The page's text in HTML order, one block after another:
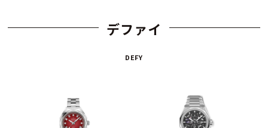
デファイ
DEFY